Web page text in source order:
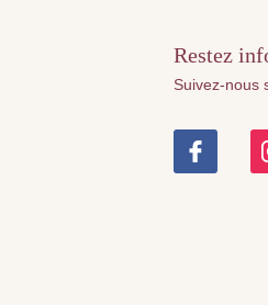
Restez
Suivez-nous